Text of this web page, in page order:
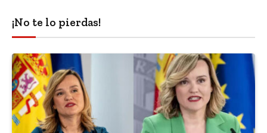
¡No te lo pierdas!